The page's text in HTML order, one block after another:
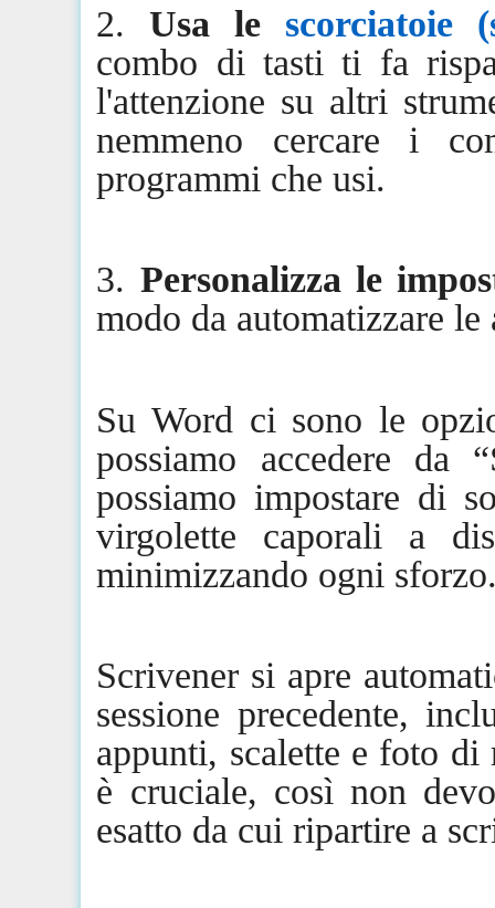
2.Usa le scorciatoie (
combo di tasti ti fa
l'attenzione su altri
nemmeno cercare i
programmi che usi.
3. Personalizza le
modo da automatizzare
Su Word ci sono le
possiamo accedere da
possiamo impostare di
virgolette caporali a
minimizzando ogni
Scrivener si apre
sessione precedente,
appunti, scalette e foto
è cruciale, così non devo
esatto da cui ripartire a